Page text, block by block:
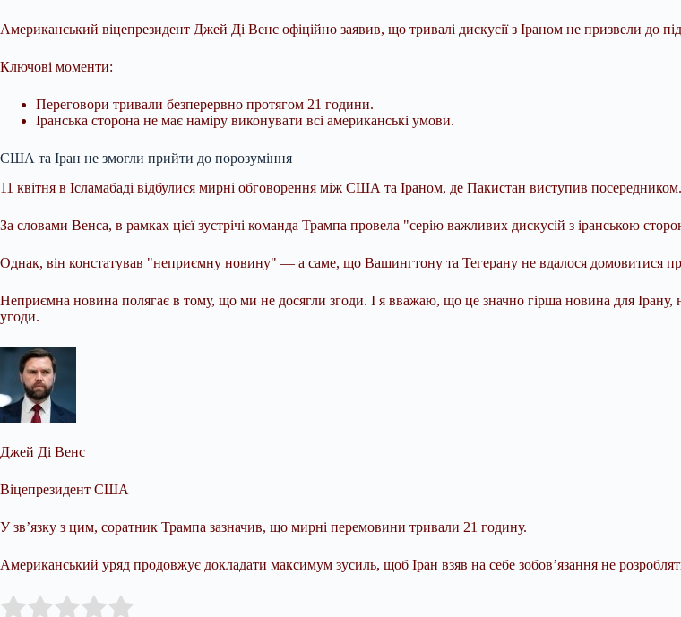
Американський віцепрезидент Джей Ді Венс офіційно заявив, що тривалі дискусії з Іраном не призвели до
Ключові моменти:
Переговори тривали безперервно протягом 21 години.
Іранська сторона не має наміру виконувати всі американські умови.
США та Іран не змогли прийти до порозуміння
11 квітня в Ісламабаді відбулися мирні обговорення між США та Іраном, де Пакистан виступив посередником.
За словами Венса, в рамках цієї зустрічі команда Трампа провела "серію важливих дискусій з іранською
Однак, він констатував "неприємну новину" — а саме, що Вашингтону та Тегерану не вдалося домовитися
Неприємна новина полягає в тому, що ми не досягли згоди. І я вважаю, що це значно гірша новина для
угоди.
Джей Ді Венс
Віцепрезидент США
У зв’язку з цим, соратник Трампа зазначив, що мирні перемовини тривали 21 годину.
Американський уряд продовжує докладати максимум зусиль, щоб Іран взяв на себе зобов’язання не
Rate this item: